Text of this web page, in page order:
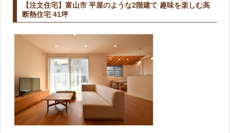
【注文住宅】富山市 平屋のような2階建て 趣味を楽しむ高
断熱住宅 41坪